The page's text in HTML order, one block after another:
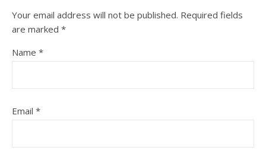
Your email address will not be published. Required fields
are marked *
Name *
Email *